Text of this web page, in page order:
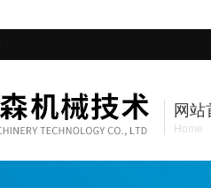
网站
Home